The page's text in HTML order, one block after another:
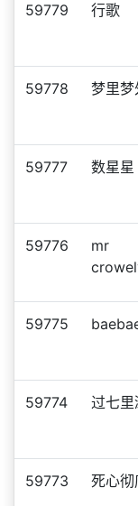
59779 行歌
59778 梦里梦
59777 数星星
59776
mr
59775
59774 过七里
59773 死心彻